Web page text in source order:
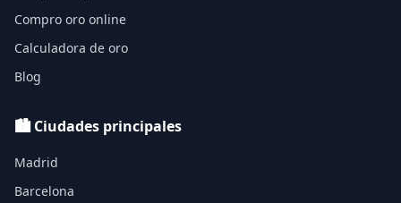
Compro oro online
Calculadora de oro
Blog
🏙️ Ciudades principales
Madrid
Barcelona